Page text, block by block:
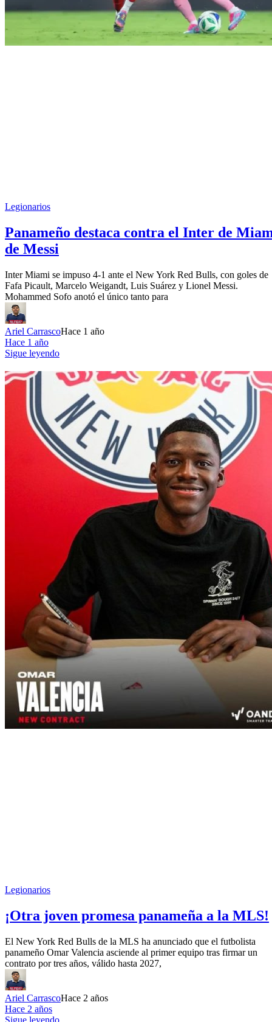
Legionarios
Panameño destaca contra el Inter de
de Messi
Inter Miami se impuso 4-1 ante el New York Red Bulls, con goles de
Fafa Picault, Marcelo Weigandt, Luis Suárez y Lionel Messi.
Mohammed Sofo anotó el único tanto para
Ariel CarrascoHace 1 año
Hace 1 año
Sigue leyendo
Legionarios
¡Otra joven promesa panameña a la MLS!
El New York Red Bulls de la MLS ha anunciado que el futbolista
panameño Omar Valencia asciende al primer equipo tras firmar un
contrato por tres años, válido hasta 2027,
Ariel CarrascoHace 2 años
Hace 2 años
Sigue leyendo